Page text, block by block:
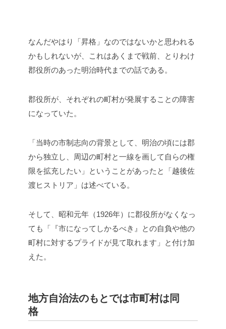
なんだやはり「昇格」なのではないかと思われる
かもしれないが、これはあくまで戦前、とりわけ
郡役所のあった明治時代までの話である。
郡役所が、それぞれの町村が発展することの障害
になっていた。
「当時の市制志向の背景として、明治の頃には郡
から独立し、周辺の町村と一線を画して自らの権
限を拡充したい」ということがあったと「越後佐
渡ヒストリア」は述べている。
そして、昭和元年（1926年）に郡役所がなくなっ
ても「『市になってしかるべき』との自負や他の
町村に対するプライドが見て取れます」と付け加
えた。
地方自治法のもとでは市町村は同
格